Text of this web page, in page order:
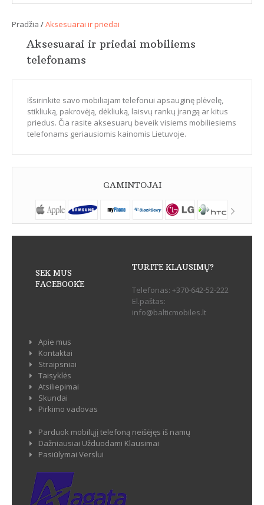
Pradžia /Aksesuarai ir priedai
Aksesuarai ir priedai mobiliems
telefonams
Išsirinkite savo mobiliajam telefonui apsauginę plėvelę,
stikliuką, pakrovėją, dėkliuką, laisvų rankų įrangą ar kitus
priedus. Čia rasite aksesuarų beveik visiems mobiliesiems
telefonams geriausiomis kainomis Lietuvoje.
GAMINTOJAI
SEK MUS
FACEBOOK`E
TURITE KLAUSIMŲ?
Telefonas: +370-642-52-222
El.paštas:
info@balticmobiles.lt
Apie mus
Kontaktai
Straipsniai
Taisyklės
Atsiliepimai
Skundai
Pirkimo vadovas
Parduok mobilųjį telefoną neišėjęs iš namų
Dažniausiai Užduodami Klausimai
Pasiūlymai Verslui